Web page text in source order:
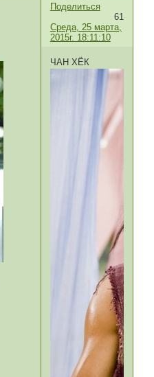
Поделиться
61
Среда, 25 марта,
2015г. 18:11:10
ЧАН ХЁК